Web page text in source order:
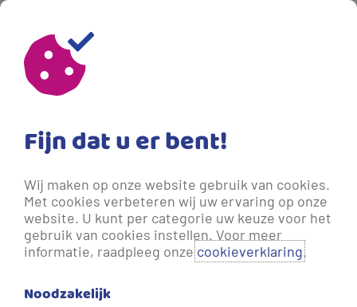
18-06-2026 08:53
in op waterbesparing
recreatie en duurzaamheid hand in hand. Het park
investeerde de afgelopen jaren fors in water- en
energiebesparende maatregelen. Daarmee is de
besparingshonger nog lang niet gestild. Klein Vaarwater
Fijn dat u er bent!
Wij maken op onze website gebruik van cookies.
Met cookies verbeteren wij uw ervaring op onze
website. U kunt per categorie uw keuze voor het
gebruik van cookies instellen. Voor meer
informatie, raadpleeg onzecookieverklaring.
Noodzakelijk